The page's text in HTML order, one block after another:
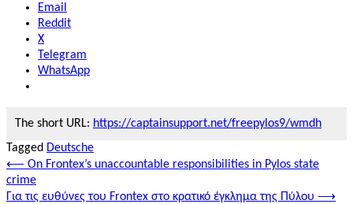
Email
Reddit
X
Telegram
WhatsApp
The short URL: https://captainsupport.net/freepylos9/wmdh
Tagged Deutsche
Post
navigation
⟵ On Frontex’s unaccountable responsibilities in Pylos state
crime
Για τις ευθύνες του Frontex στο κρατικό έγκλημα της Πύλου ⟶